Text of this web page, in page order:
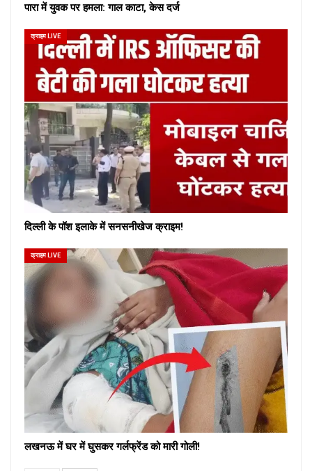
पारा में युवक पर हमला: गाल काटा, केस दर्ज
क्राइम LIVE
दिल्ली के पॉश इलाके में सनसनीखेज क्राइम!
क्राइम LIVE
लखनऊ में घर में घुसकर गर्लफ्रेंड को मारी गोली!